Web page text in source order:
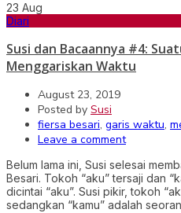
23 Aug
Diari
Susi dan Bacaannya #4:
Menggariskan Waktu
August 23, 2019
Posted by Susi
fiersa besari, garis waktu,
Leave a comment
Belum lama ini, Susi selesai
Besari. Tokoh “aku” tersaji dan
dicintai “aku”. Susi pikir, tokoh
sedangkan “kamu” adalah